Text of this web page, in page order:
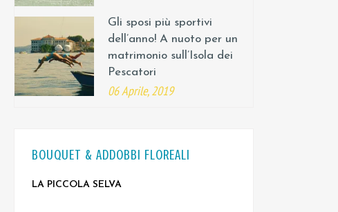
Gli sposi più sportivi
dell’anno! A nuoto per un
matrimonio sull’Isola dei
Pescatori
06 Aprile, 2019
BOUQUET & ADDOBBI FLOREALI
LA PICCOLA SELVA